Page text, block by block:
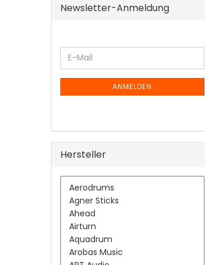
Newsletter-Anmeldung
WEITER
ZUR
NEWSLETTER-
ANMELDUNG
E-
Mail
ANMELDEN
Hersteller